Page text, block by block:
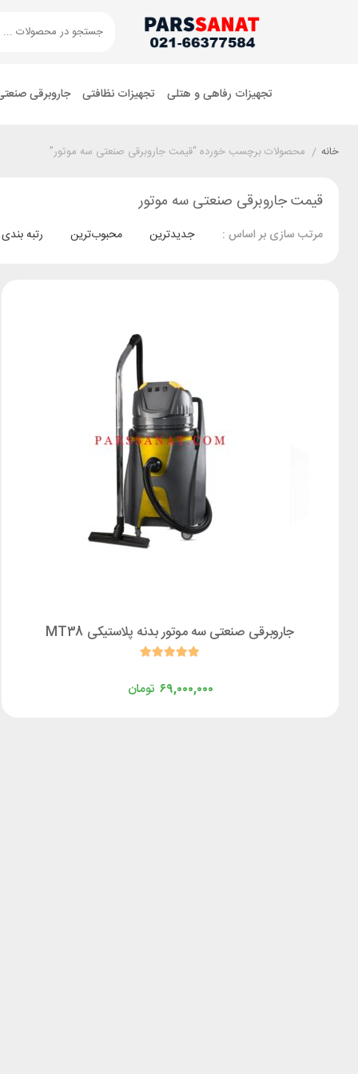
تجهیزات رفاهی و هتلی تجهیزات نظافتی جاروبرقی
خانه / محصولات برچسب خورده “قیمت جاروبرقی صنعتی سه موتور”
قیمت جاروبرقی صنعتی سه موتور
مرتب سازی بر اساس : جدیدترین محبوب‌ترین رتبه بندی
جاروبرقی صنعتی سه موتور بدنه پلاستیکی MT38
تومان ۶۹,۰۰۰,۰۰۰